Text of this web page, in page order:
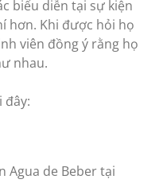
biểu diễn tại sự kiện
hơn. Khi được hỏi họ
viên đồng ý rằng họ
nhau.
đây:
Agua de Beber tại